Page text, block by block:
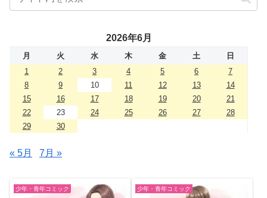
2026年6月
月 火 水 木 金 土
日
1
2 3 4 5 6
7
8
9 10 11 12 13
14
15
16 17 18 19 20
21
22
23 24 25 26 27
28
29
30
« 5月 7月 »
少年・青年コミック 少年・青年コミック